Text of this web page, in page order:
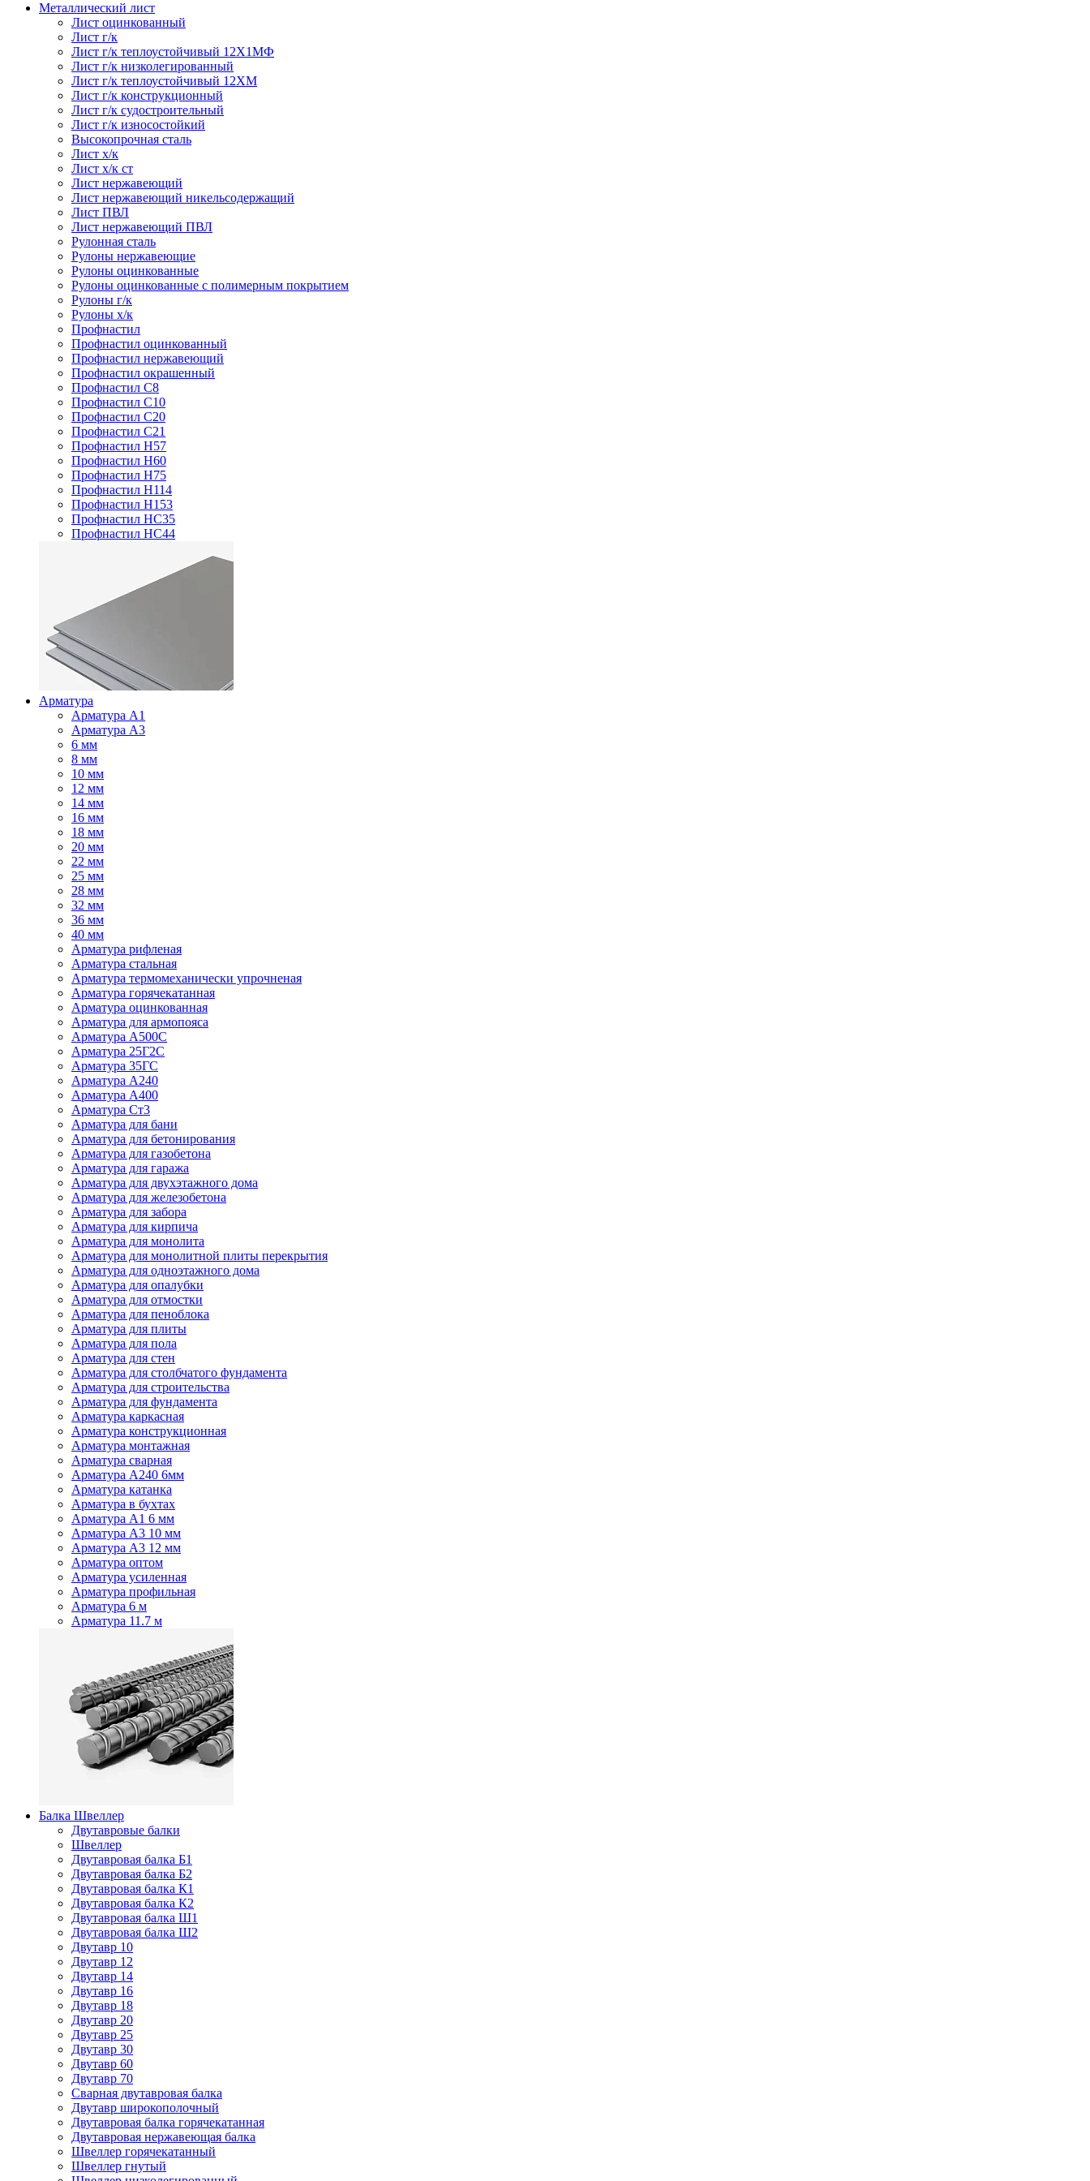
Металлический лист
Лист оцинкованный
Лист г/к
Лист г/к теплоустойчивый 12Х1МФ
Лист г/к низколегированный
Лист г/к теплоустойчивый 12ХМ
Лист г/к конструкционный
Лист г/к судостроительный
Лист г/к износостойкий
Высокопрочная сталь
Лист х/к
Лист х/к ст
Лист нержавеющий
Лист нержавеющий никельсодержащий
Лист ПВЛ
Лист нержавеющий ПВЛ
Рулонная сталь
Рулоны нержавеющие
Рулоны оцинкованные
Рулоны оцинкованные с полимерным покрытием
Рулоны г/к
Рулоны х/к
Профнастил
Профнастил оцинкованный
Профнастил нержавеющий
Профнастил окрашенный
Профнастил С8
Профнастил С10
Профнастил С20
Профнастил С21
Профнастил Н57
Профнастил Н60
Профнастил Н75
Профнастил Н114
Профнастил Н153
Профнастил НС35
Профнастил НС44
Арматура
Арматура А1
Арматура А3
6 мм
8 мм
10 мм
12 мм
14 мм
16 мм
18 мм
20 мм
22 мм
25 мм
28 мм
32 мм
36 мм
40 мм
Арматура рифленая
Арматура стальная
Арматура термомеханически упрочненая
Арматура горячекатанная
Арматура оцинкованная
Арматура для армопояса
Арматура A500С
Арматура 25Г2С
Арматура 35ГС
Арматура А240
Арматура А400
Арматура Ст3
Арматура для бани
Арматура для бетонирования
Арматура для газобетона
Арматура для гаража
Арматура для двухэтажного дома
Арматура для железобетона
Арматура для забора
Арматура для кирпича
Арматура для монолита
Арматура для монолитной плиты перекрытия
Арматура для одноэтажного дома
Арматура для опалубки
Арматура для отмостки
Арматура для пеноблока
Арматура для плиты
Арматура для пола
Арматура для стен
Арматура для столбчатого фундамента
Арматура для строительства
Арматура для фундамента
Арматура каркасная
Арматура конструкционная
Арматура монтажная
Арматура сварная
Арматура А240 6мм
Арматура катанка
Арматура в бухтах
Арматура А1 6 мм
Арматура А3 10 мм
Арматура А3 12 мм
Арматура оптом
Арматура усиленная
Арматура профильная
Арматура 6 м
Арматура 11.7 м
Балка Швеллер
Двутавровые балки
Швеллер
Двутавровая балка Б1
Двутавровая балка Б2
Двутавровая балка К1
Двутавровая балка К2
Двутавровая балка Ш1
Двутавровая балка Ш2
Двутавр 10
Двутавр 12
Двутавр 14
Двутавр 16
Двутавр 18
Двутавр 20
Двутавр 25
Двутавр 30
Двутавр 60
Двутавр 70
Сварная двутавровая балка
Двутавр широкополочный
Двутавровая балка горячекатанная
Двутавровая нержавеющая балка
Швеллер горячекатанный
Швеллер гнутый